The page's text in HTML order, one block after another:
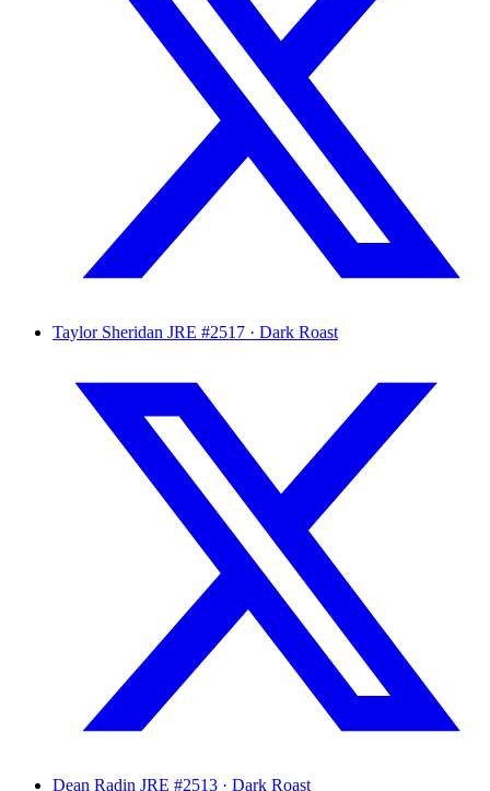
Taylor Sheridan JRE #2517 · Dark Roast
Dean Radin JRE #2513 · Dark Roast